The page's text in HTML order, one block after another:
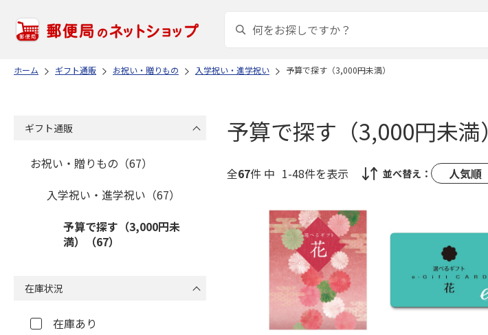
ホーム ギフト通販 お祝い・贈りもの 入学祝い・進学祝い 予算で探す（3,000円未満）
予算で探す（3,000円未満）
全67件 中 1-48件を表示 並べ替え： 人気順
ギフト通販
お祝い・贈りもの（67）
入学祝い・進学祝い（67）
予算で探す（3,000円未
満）（67）
在庫状況
在庫あり